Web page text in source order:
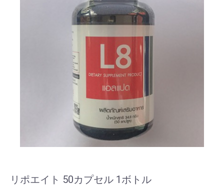
リポエイト 50カプセル 1ボトル